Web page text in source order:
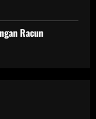
Racun